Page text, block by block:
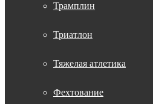
Трамплин
Триатлон
Тяжелая атлетика
Фехтование